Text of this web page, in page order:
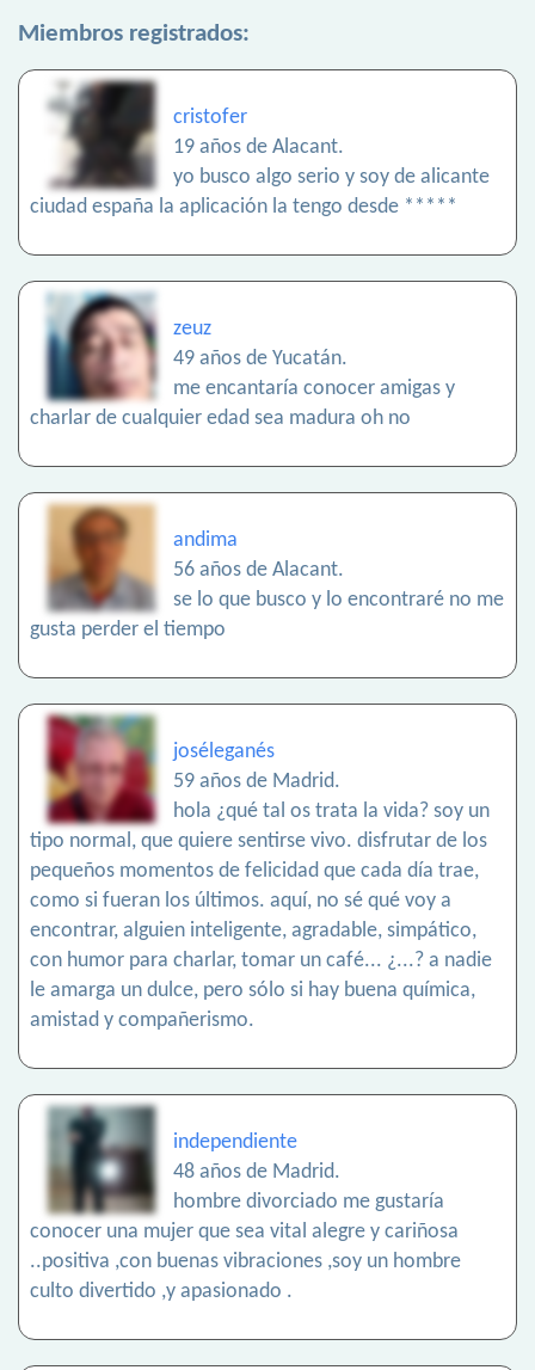
Miembros registrados:
cristofer
19 años de Alacant.
yo busco algo serio y soy de alicante
ciudad españa la aplicación la tengo desde *****
zeuz
49 años de Yucatán.
me encantaría conocer amigas y
charlar de cualquier edad sea madura oh no
andima
56 años de Alacant.
se lo que busco y lo encontraré no me
gusta perder el tiempo
joséleganés
59 años de Madrid.
hola ¿qué tal os trata la vida? soy un
tipo normal, que quiere sentirse vivo. disfrutar de los
pequeños momentos de felicidad que cada día trae,
como si fueran los últimos. aquí, no sé qué voy a
encontrar, alguien inteligente, agradable, simpático,
con humor para charlar, tomar un café... ¿...? a nadie
le amarga un dulce, pero sólo si hay buena química,
amistad y compañerismo.
independiente
48 años de Madrid.
hombre divorciado me gustaría
conocer una mujer que sea vital alegre y cariñosa
..positiva ,con buenas vibraciones ,soy un hombre
culto divertido ,y apasionado .